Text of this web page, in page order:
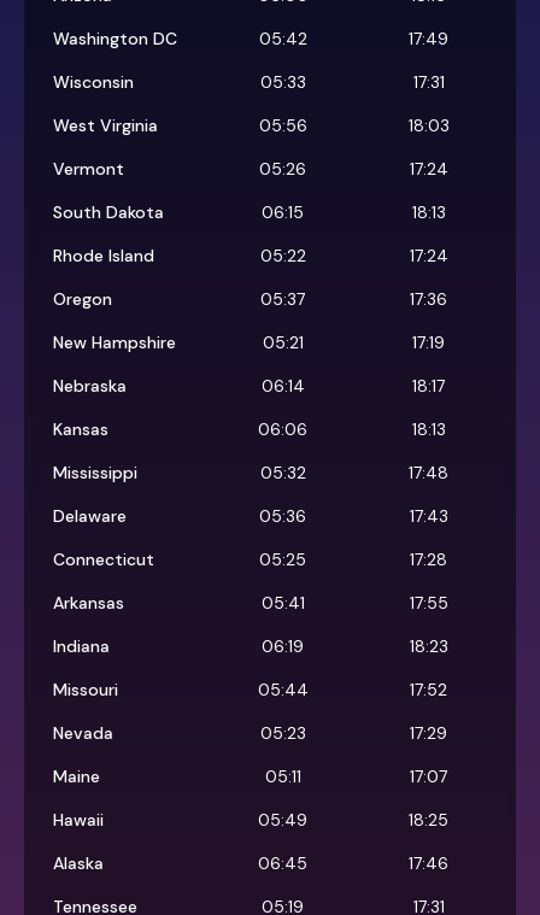
Washington DC
05:42
17:49
Wisconsin
05:33
17:31
West Virginia
05:56
18:03
Vermont
05:26
17:24
South Dakota
06:15
18:13
Rhode Island
05:22
17:24
Oregon
05:37
17:36
New Hampshire
05:21
17:19
Nebraska
06:14
18:17
Kansas
06:06
18:13
Mississippi
05:32
17:48
Delaware
05:36
17:43
Connecticut
05:25
17:28
Arkansas
05:41
17:55
Indiana
06:19
18:23
Missouri
05:44
17:52
Nevada
05:23
17:29
Maine
05:11
17:07
Hawaii
05:49
18:25
Alaska
06:45
17:46
Tennessee
05:19
17:31